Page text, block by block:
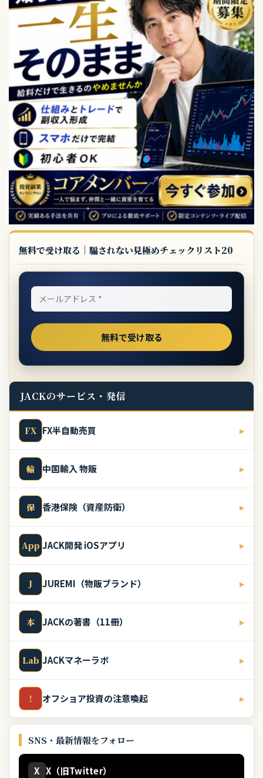
無料で受け取る｜騙されない見極めチェックリスト20
JACKのサービス・発信
FX FX半自動売買 ▸
輸 中国輸入 物販 ▸
保 香港保険（資産防衛） ▸
App JACK開発 iOSアプリ ▸
J JUREMI（物販ブランド） ▸
本 JACKの著書（11冊） ▸
Lab JACKマネーラボ ▸
! オフショア投資の注意喚起 ▸
SNS・最新情報をフォロー
X X（旧Twitter）